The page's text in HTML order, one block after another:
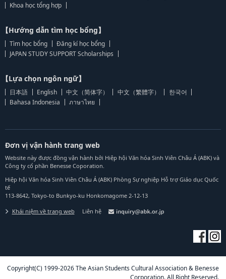
Khoa học tổng hợp
【Hướng dẫn tìm học bổng】
Tìm học bổng
Đăng kí học bổng
JAPAN STUDY SUPPORT Scholarships
【Lựa chọn ngôn ngữ】
日本語 English 中文（简体字） 中文（繁體字）
한국어
Bahasa Indonesia
ภาษาไทย
Đơn vị vận hành trang web
Website này được đồng vận hành bởi Hiệp hội Văn hóa Sinh Viên Châu Á (ABK) và
Công ty cổ phần Benesse Coporation.
Hiệp hội Văn hóa Sinh Viên Châu Á (ABK) Phòng Sự nghiệp Hỗ trợ Giáo dục Quốc
tế
113-8642, Tokyo-to Bunkyo-ku Honkomagome 2-12-13
Khái niệm về trang web Liên hệ
Copyright(C) 1999-2026 The Asian Students Cultural Association & Benesse
Corporation. All Right Reserved.